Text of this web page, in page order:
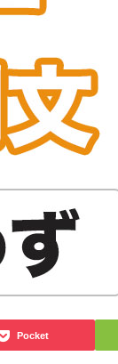
Pocket